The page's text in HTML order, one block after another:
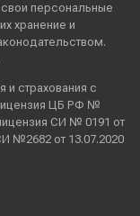
персональные
хранение и
страхования с
ЦБ РФ №
СИ № 0191 от
№2682 от 13.07.2020